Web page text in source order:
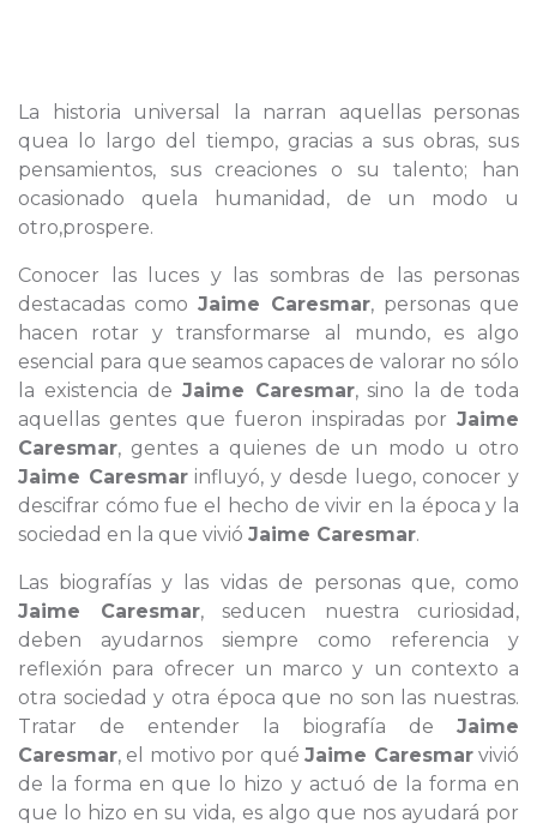
La historia universal la narran aquellas personas
quea lo largo del tiempo, gracias a sus obras, sus
pensamientos, sus creaciones o su talento; han
ocasionado quela humanidad, de un modo u
otro,prospere.
Conocer las luces y las sombras de las personas
destacadas como Jaime Caresmar, personas que
hacen rotar y transformarse al mundo, es algo
esencial para que seamos capaces de valorar no sólo
la existencia de Jaime Caresmar, sino la de toda
aquellas gentes que fueron inspiradas por Jaime
Caresmar, gentes a quienes de un modo u otro
Jaime Caresmarinfluyó, y desde luego, conocer y
descifrar cómo fue el hecho de vivir en la época y la
sociedad en la que vivió Jaime Caresmar.
Las biografías y las vidas de personas que, como
Jaime Caresmar, seducen nuestra curiosidad,
deben ayudarnos siempre como referencia y
reflexión para ofrecer un marco y un contexto a
otra sociedad y otra época que no son las nuestras.
Tratar de entender la biografía de Jaime
Caresmar, el motivo por quéJaime Caresmarvivió
de la forma en que lo hizo y actuó de la forma en
que lo hizo en su vida, es algo que nos ayudará por